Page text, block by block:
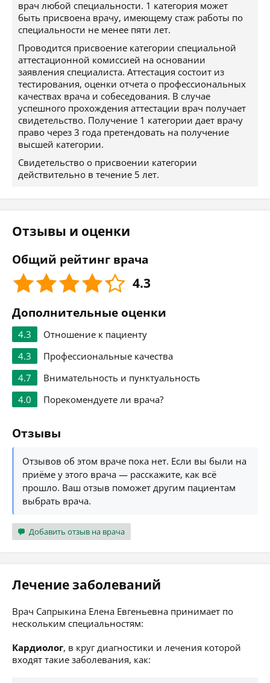
врач любой специальности. 1 категория может
быть присвоена врачу, имеющему стаж работы по
специальности не менее пяти лет.
Проводится присвоение категории специальной
аттестационной комиссией на основании
заявления специалиста. Аттестация состоит из
тестирования, оценки отчета о профессиональных
качествах врача и собеседования. В случае
успешного прохождения аттестации врач получает
свидетельство. Получение 1 категории дает врачу
право через 3 года претендовать на получение
высшей категории.
Свидетельство о присвоении категории
действительно в течение 5 лет.
Отзывы и оценки
Общий рейтинг врача
4.3
Дополнительные оценки
4.3
Отношение к пациенту
4.3
Профессиональные качества
4.7
Внимательность и пунктуальность
4.0
Порекомендуете ли врача?
Отзывы
Отзывов об этом враче пока нет. Если вы были на
приёме у этого врача — расскажите, как всё
прошло. Ваш отзыв поможет другим пациентам
выбрать врача.
Добавить отзыв на врача
Лечение заболеваний
Врач Сапрыкина Елена Евгеньевна принимает по
нескольким специальностям:
Кардиолог, в круг диагностики и лечения которой
входят такие заболевания, как: